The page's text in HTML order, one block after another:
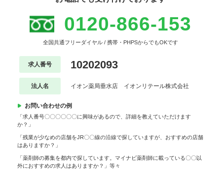
0120-866-153
全国共通フリーダイヤル / 携帯・PHPSからでもOKです
求人番号 10202093
法人名 イオン薬局垂水店 イオンリテール株式会社
お問い合わせの例
「求人番号〇〇〇〇〇〇に興味があるので、詳細を教えていただけます
か？」
「残業が少なめの店舗をJR〇〇線の沿線で探していますが、おすすめの店舗
はありますか？」
「薬剤師の募集を都内で探しています。マイナビ薬剤師に載っている〇〇以
外におすすめの求人はありますか？」等々